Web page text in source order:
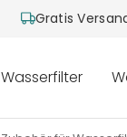
Gratis
Wasserfilter